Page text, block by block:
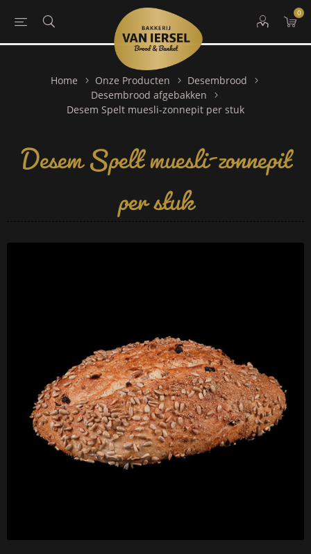
0
Home Onze Producten
Desembrood
Desembrood afgebakken
Desem Spelt muesli-zonnepit per stuk
Desem Spelt muesli-zonnepit
per stuk